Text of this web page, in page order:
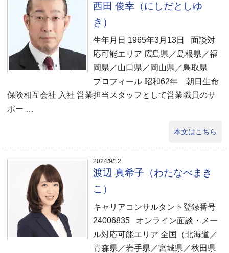
西田 俊幸（にしだとしゆ
き）
生年月日 1965年3月13日 面談対
応可能エリア 広島県／島根県／福
岡県／山口県／岡山県／鳥取県
プロフィール 昭和62年 朝日生命
保険相互会社 入社 営業担当スタッフとして営業職員のサ
ポー …
本文はこちら
2024/9/12
渡辺 真希子（わたなべまき
こ）
キャリアコンサルタント登録番号
24006835 オンライン面談・メー
ル対応可能エリア 全国（北海道／
青森県／岩手県／宮城県／秋田県